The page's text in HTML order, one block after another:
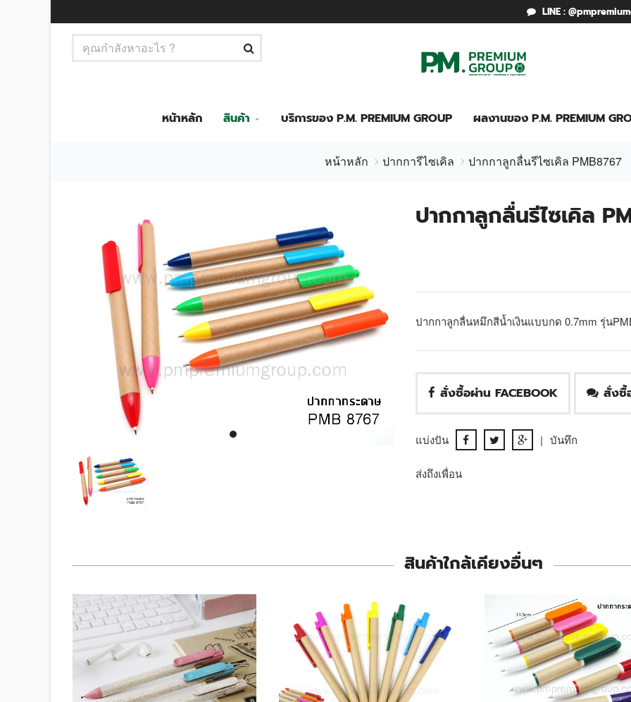
LINE :
หน้าหลัก สินค้า บริการของ P.M. PREMIUM GROUP ผลงานของ P.M. PREMIUM
หน้าหลัก ปากการีไซเคิล ปากกาลูกลื่นรีไซเคิล PMB8767
ปากกาลูกลื่นรีไซเคิล
ปากกาลูกลื่นหมึกสีน้ำเงินแบบกด 0.7mm รุ่น
สั่งซื้อผ่าน FACEBOOK สั่งซื้
แบ่งปัน | บันทึก
ส่งถึงเพื่อน
สินค้าใกล้เคียงอื่นๆ